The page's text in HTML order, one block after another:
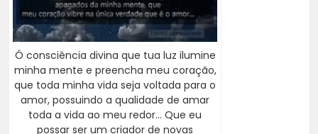
Ó consciência divina que tua luz ilumine
minha mente e preencha meu coração,
que toda minha vida seja voltada para o
amor, possuindo a qualidade de amar
toda a vida ao meu redor... Que eu
possar ser um criador de novas